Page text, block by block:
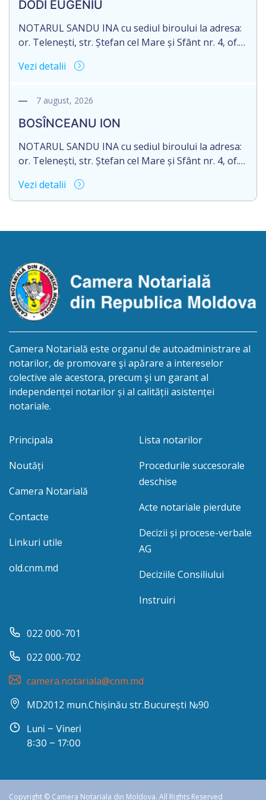
de 16.05.2027 termenul de opțiune pentru
acceptarea […]
DODI EUGENIU
NOTARUL SANDU INA cu sediul biroului la adresa:
or. Telenești, str. Ștefan cel Mare și Sfânt nr. 4, of.
succesorale în urma decesului cet. DODI EUGENIU,
2003035009604, decedat/ă la data de 12.01.2026
/doisprezece ianuarie anul două mii douăzeci și
șase/. Eliberarea certificatului de moștenitor este
[…]
Vezi detalii
7 august, 2026
BOSÎNCEANU ION
NOTARUL SANDU INA cu sediul biroului la adresa:
or. Telenești, str. Ștefan cel Mare și Sfânt nr. 4, of.
succesorale în urma decesului cet. BOSÎNCEANU
ION, născut/ă la 21.07.1980, cod personal
/cincisprezece mai anul două mii douăzeci și unu/.
Vezi detalii
Camera Notarială este organul de autoadministrare al
notarilor, de promovare şi apărare a intereselor
colective ale acestora, precum şi un garant al
independenței notarilor și al calității asistenței
notariale.
Principala
Noutăți
Camera Notarială
Contacte
Linkuri utile
old.cnm.md
Lista notarilor
Procedurile succesorale
deschise
Acte notariale pierdute
Decizii și procese-verbale
AG
Deciziile Consiliului
Instruiri
022 000-701
022 000-702
camera.notariala@cnm.md
MD2012 mun.Chișinău str.București №90
Luni – Vineri
8:30 – 17:00
Copyright © Camera Notariala din Moldova. All Rights Reserved